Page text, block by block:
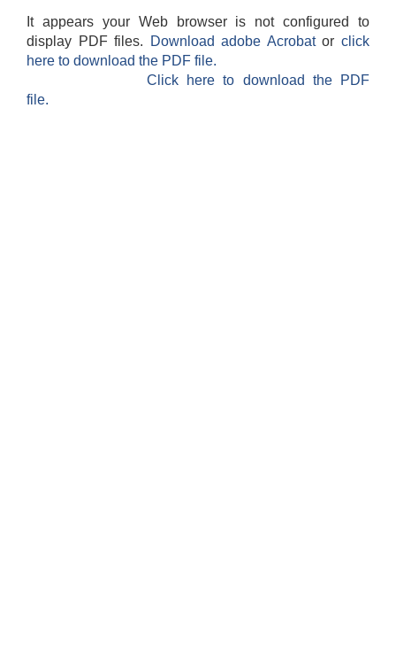
It appears your Web browser is not configured to
display PDF files.
Download adobe Acrobatorclick
here to download the PDF file.
Click here to download the PDF
file.